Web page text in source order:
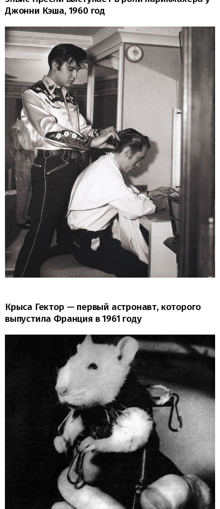
Джонни Кэша, 1960 год
Крыса Гектор — первый астронавт, которого
выпустила Франция в 1961 году